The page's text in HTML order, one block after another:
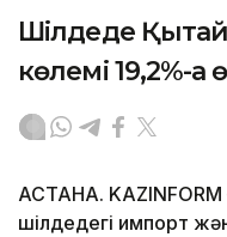
Шілдеде
көлемі 19,2%-ға
АСТАНА.
шілдедегі импорт